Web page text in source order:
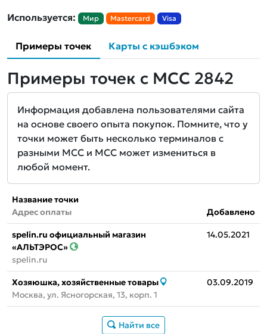
Используется:
Мир Mastercard Visa
Примеры точек Карты с кэшбэком
Примеры точек с MCC 2842
Информация добавлена пользователями сайта
на основе своего опыта покупок. Помните, что у
точки может быть несколько терминалов с
разными MCC и MCC может измениться в
любой момент.
Название точки
Адрес оплаты
Добавлено
spelin.ru официальный магазин
«АЛЬТЭРОС»
spelin.ru
14.05.2021
Хозяюшка, хозяйственные товары
Москва, ул. Ясногорская, 13, корп. 1
03.09.2019
Найти все